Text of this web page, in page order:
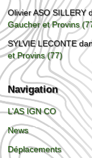
Olivier ASO SILLERY
Gaucher et Provins
SYLVIE LECONTE
et Provins (77)
Navigation
L’AS IGN CO
News
Déplacements